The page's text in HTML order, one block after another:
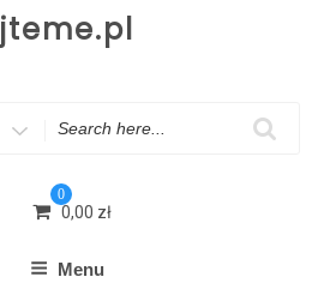
jteme.pl
0
0,00 zł
Menu